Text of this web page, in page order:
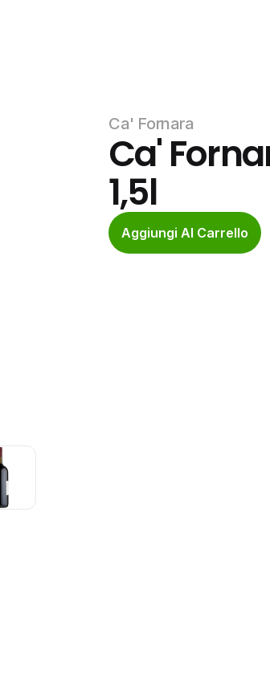
Ca' Fornara
Ca'
1,5l
Aggiungi Al Carrello